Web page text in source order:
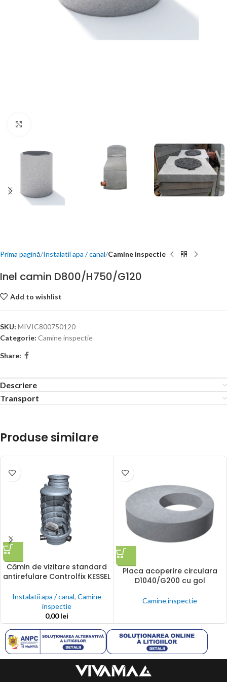
Prima pagină Instalatii apa / canal Camine inspectie
Inel camin D800/H750/G120
Add to wishlist
SKU: MIVIC800750120
Categorie: Camine inspectie
Share:
Descriere
Transport
Produse similare
Cămin de vizitare standard
antirefulare Controlfix KESSEL
Instalatii apa / canal, Camine
inspectie
0,00lei
Placa acoperire circulara
D1040/G200 cu gol
Camine inspectie